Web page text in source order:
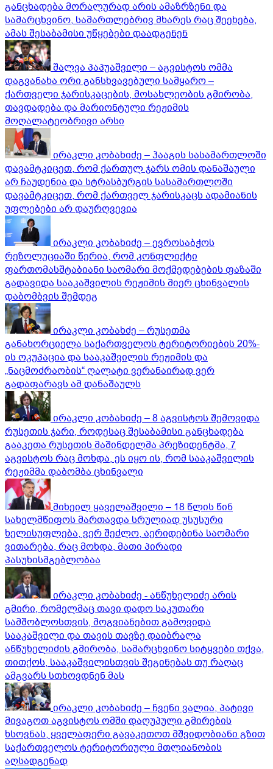
განცხადება მორალურად არის ამაზრზენი და
სამარცხვინო, სამართლებრივ მხარეს რაც შეეხება,
ამას შესაბამისი უწყებები დაადგენენ
შალვა პაპუაშვილი – აგვისტოს ომმა
დაგვანახა ორი განსხვავებული სამყარო –
ქართველი ჯარისკაცების, მოსახლეობის გმირობა,
თავდადება და მარიონტული რეჟიმის
მოღალატეობრივი არსი
ირაკლი კობახიძე – ჰააგის სასამართლოში
დავამტკიცეთ, რომ ქართულ ჯარს ომის დანაშაული
არ ჩაუდენია და სტრასბურგის სასამართლოში
დავამტკიცეთ, რომ ქართველ ჯარისკაცს ადამიანის
უფლებები არ დაურღვევია
ირაკლი კობახიძე – ევროსაბჭოს
რეზოლუციაში წერია, რომ კონფლიქტი
ფართომასშტაბიანი საომარი მოქმედებების ფაზაში
გადავიდა სააკაშვილის რეჟიმის მიერ ცხინვალის
დაბომბვის შემდეგ
ირაკლი კობახძე – რუსეთმა
განახორციელა საქართველოს ტერიტორიების 20%-
ის ოკუპაცია და სააკაშვილის რეჟიმის და
„ნაცმოძრაობის“ ღალატი ვერანაირად ვერ
გადაფარავს ამ დანაშაულს
ირაკლი კობახიძე – 8 აგვისტოს შემოვიდა
რუსეთის ჯარი, როდესაც შესაბამისი განცხადება
გააკეთა რუსეთის მაშინდელმა პრეზიდენტმა, 7
აგვისტოს რაც მოხდა, ეს იყო ის, რომ სააკაშვილის
რეჟიმმა დაბომბა ცხინვალი
მიხეილ ყაველაშვილი – 18 წლის წინ
სახელმწიფოს მართავდა სრულიად უსუსური
ხელისუფლება, ვერ შეძლო, აერიდებინა საომარი
ვითარება, რაც მოხდა, მათი პირადი
პასუხისმგებლობაა
ირაკლი კობახიძე - ანწუხელიძე არის
გმირი, რომელმაც თავი დადო საკუთარი
სამშობლოსთვის, მოგვიანებით გამოვიდა
სააკაშვილი და თავის თავზე დაიბრალა
ანწუხელიძის გმირობა, სამარცხვინო სიტყვები თქვა,
თითქოს, სააკაშვილისთვის შეგინებას თუ რაღაც
ამგვარს სთხოვდნენ მას
ირაკლი კობახიძე – ჩვენი ვალია, პატივი
მივაგოთ აგვისტოს ომში დაღუპული გმირების
ხსოვნას, ყველაფერი გავაკეთოთ მშვიდობიანი გზით
საქართველოს ტერიტორიული მთლიანობის
აღსადგენად